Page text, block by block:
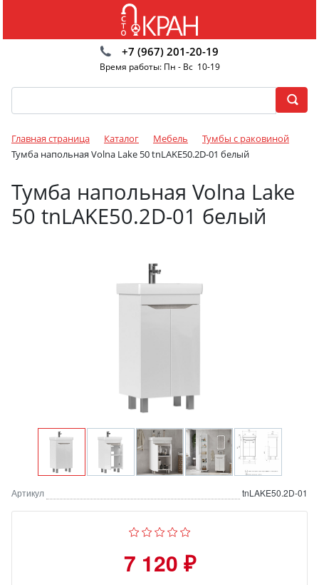
+7 (967) 201-20-19
Время работы: Пн - Вс 10-19
Главная страница Каталог Мебель
Тумбы с раковиной
Тумба напольная Volna Lake 50 tnLAKE50.2D-01 белый
Тумба напольная Volna Lake
50 tnLAKE50.2D-01 белый
Артикул tnLAKE50.2D-01
7 120 ₽